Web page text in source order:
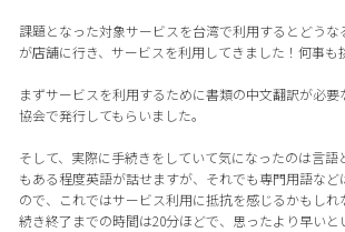
課題となった対象サービスを台湾で利用するとどうな
が店舗に行き、サービスを利用してきました！何事も
まずサービスを利用するために書類の中文翻訳が必
協会で発行してもらいました。
そして、実際に手続きをしていて気になったのは言語
もある程度英語が話せますが、それでも専門用語など
ので、これではサービス利用に抵抗を感じるかもし
続き終了までの時間は20分ほどで、思ったより早いと